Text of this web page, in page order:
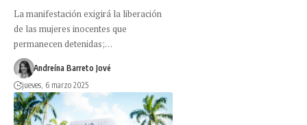
La manifestación exigirá la liberación
de las mujeres inocentes que
permanecen detenidas;…
Andreína Barreto Jové
jueves, 6 marzo 2025